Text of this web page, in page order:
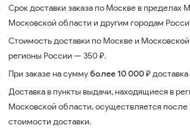
Срок доставки заказа по Москве в пределах
Московской области и другим городам
Стоимость доставки по Москве и
регионы России — 350 ₽.
При заказе на суммуболее 10 000 ₽
Доставка в пункты выдачи, находящиеся в
Московской области, осуществляется после
стоимости доставки.